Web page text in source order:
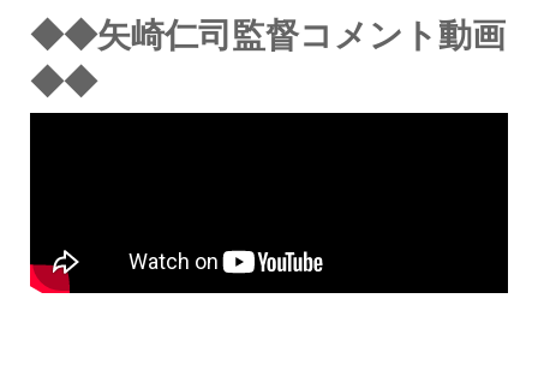
◆◆矢崎仁司監督コメント動画
◆◆